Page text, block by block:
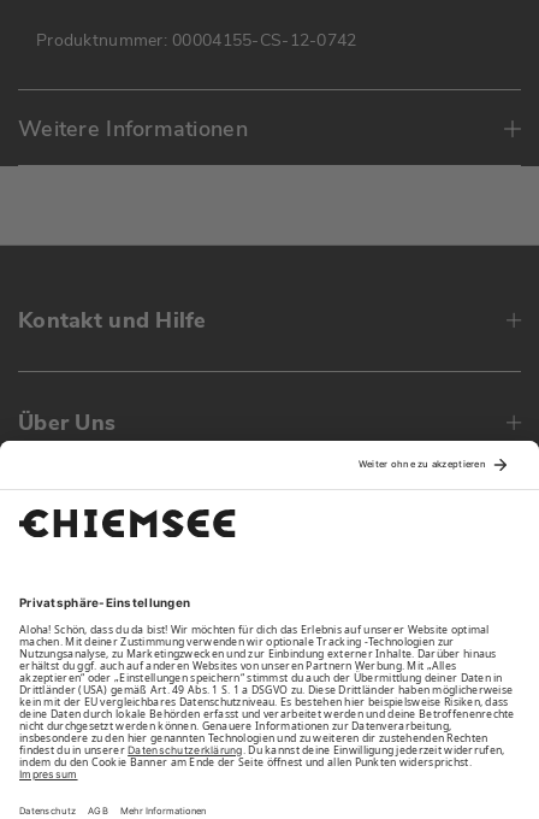
Produktnummer: 00004155-CS-12-0742
Weitere Informationen
Kontakt und Hilfe
Über Uns
Family
Unsere Vorteile
Unsere Partner